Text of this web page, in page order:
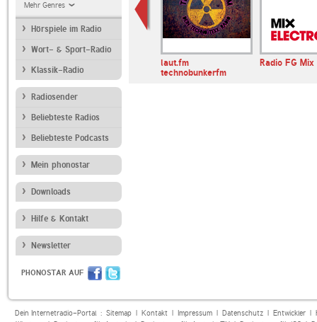
Mehr Genres
Hörspiele im Radio
Wort- & Sport-Radio
Klassik-Radio
Radiosender
Beliebteste Radios
Beliebteste Podcasts
Mein phonostar
Downloads
Hilfe & Kontakt
Newsletter
PHONOSTAR AUF
laut.fm
technobunkerfm
Radio FG
Dein Internetradio-Portal : Sitemap| Kontakt| Impressum| Datenschutz| Entwickler|